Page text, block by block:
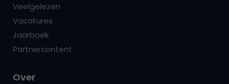
Veelgelezen
Vacatures
Jaarboek
Partnercontent
Over